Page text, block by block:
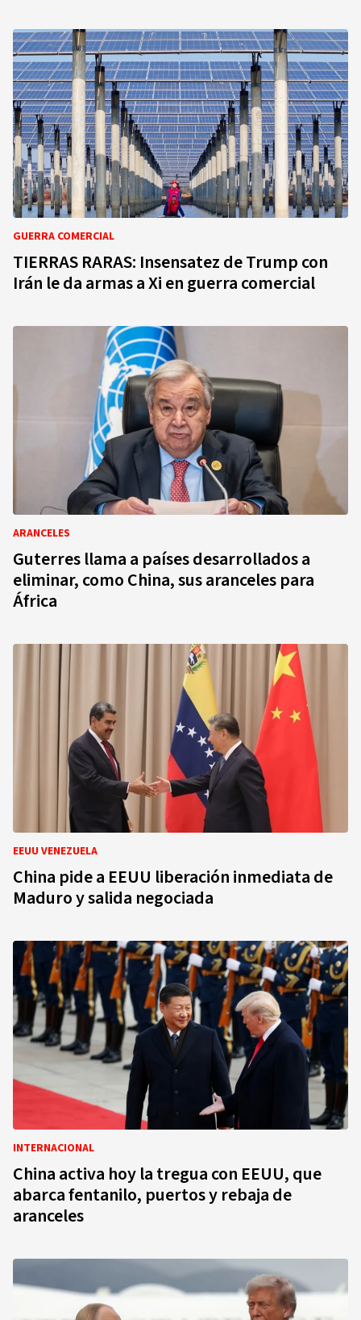
GUERRA COMERCIAL
TIERRAS RARAS: Insensatez de Trump con
Irán le da armas a Xi en guerra comercial
ARANCELES
Guterres llama a países desarrollados a
eliminar, como China, sus aranceles para
África
EEUU VENEZUELA
China pide a EEUU liberación inmediata de
Maduro y salida negociada
INTERNACIONAL
China activa hoy la tregua con EEUU, que
abarca fentanilo, puertos y rebaja de
aranceles